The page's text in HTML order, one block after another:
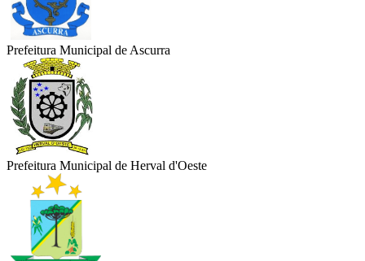
Prefeitura Municipal de Ascurra
Prefeitura Municipal de Herval d'Oeste